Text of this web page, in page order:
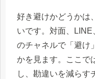
好き避けかどうかは
いです。対面、
のチャネルで「避け
かを見ます。ここで
し、勘違いを減らす